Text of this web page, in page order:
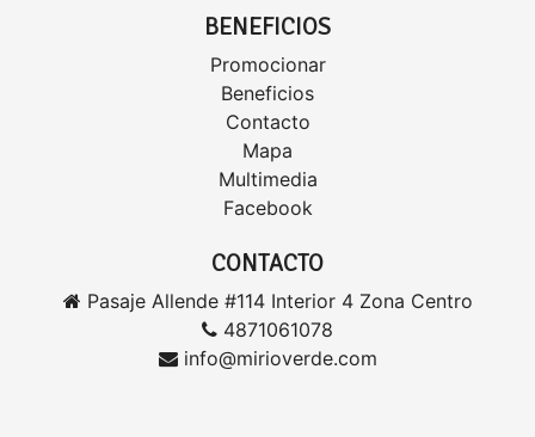
BENEFICIOS
Promocionar
Beneficios
Contacto
Mapa
Multimedia
Facebook
CONTACTO
Pasaje Allende #114 Interior 4 Zona Centro
4871061078
info@mirioverde.com